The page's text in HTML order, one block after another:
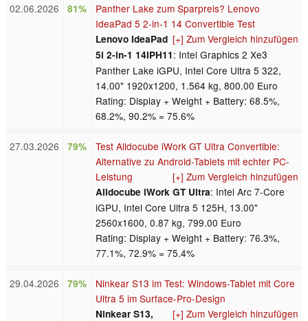
02.06.2026 81%
Panther Lake zum Sparpreis? Lenovo
IdeaPad 5 2-in-1 14 Convertible Test
[+] Zum Vergleich hinzufügen
Lenovo IdeaPad
5i 2-in-1 14IPH11: Intel Graphics 2 Xe3
Panther Lake iGPU, Intel Core Ultra 5 322,
14.00" 1920x1200, 1.564 kg, 800.00 Euro
Rating: Display + Weight + Battery: 68.5%,
68.2%, 90.2% = 75.6%
27.03.2026 79%
Test Alldocube iWork GT Ultra Convertible:
Alternative zu Android-Tablets mit echter PC-
Leistung
[+] Zum Vergleich hinzufügen
Alldocube iWork GT Ultra: Intel Arc 7-Core
iGPU, Intel Core Ultra 5 125H, 13.00"
2560x1600, 0.87 kg, 799.00 Euro
Rating: Display + Weight + Battery: 76.3%,
77.1%, 72.9% = 75.4%
29.04.2026 79%
Ninkear S13 im Test: Windows-Tablet mit Core
Ultra 5 im Surface-Pro-Design
[+] Zum Vergleich hinzufügen
Ninkear S13,